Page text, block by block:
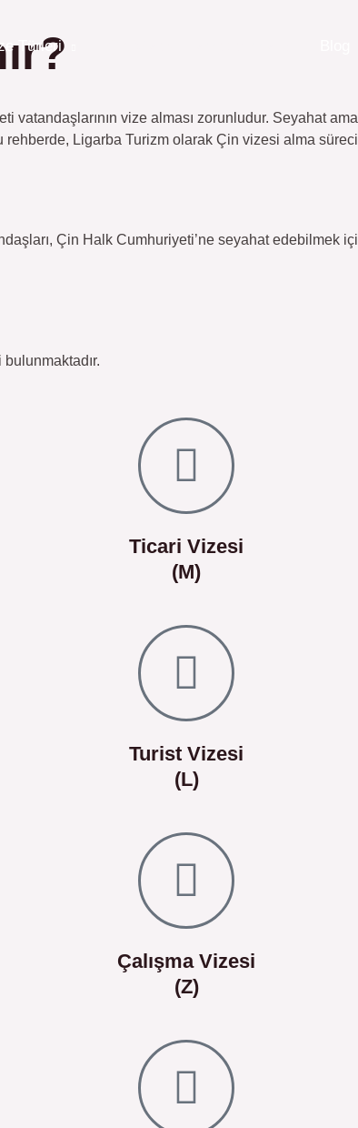
Türleri
vize alması zorunludur. Seyahat
Ligarba Turizm olarak Çin vizesi alma
Çin Halk Cumhuriyeti’ne seyahat edebilmek
Ticari Vizesi
(M)
Turist Vizesi
(L)
Çalışma Vizesi
(Z)